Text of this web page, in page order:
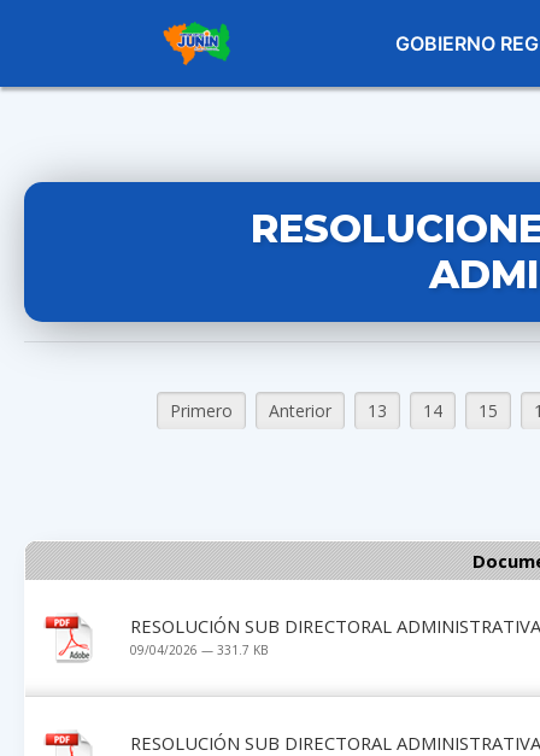
GOBIERNO
Primero Anterior 13 14 15
RESOLUCIÓN SUB DIRECTORAL
09/04/2026 — 331.7 KB
RESOLUCIÓN SUB DIRECTORAL